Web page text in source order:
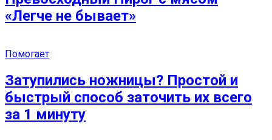
«Легче не бывает»
Помогает
Затупились ножницы? Простой и
быстрый способ заточить их всего
за 1 минуту